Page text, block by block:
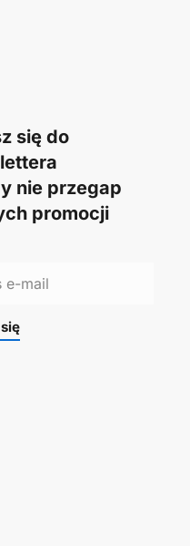
się do
nie przegap
promocji